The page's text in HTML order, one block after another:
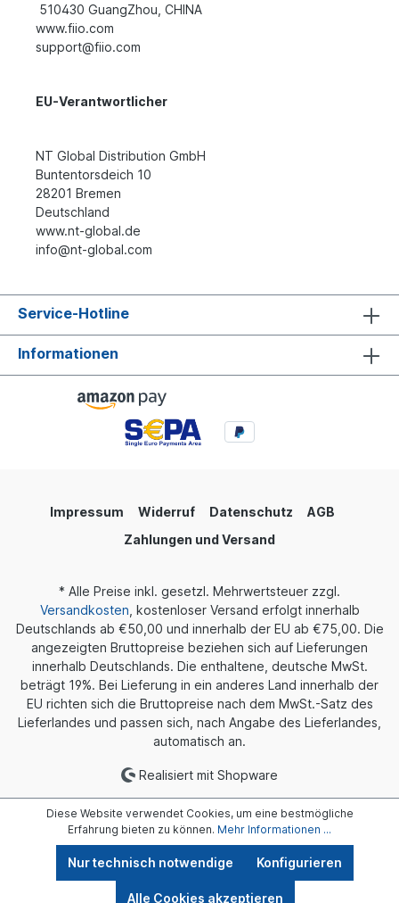
510430 GuangZhou, CHINA
www.fiio.com
support@fiio.com
EU-Verantwortlicher
NT Global Distribution GmbH
Buntentorsdeich 10
28201 Bremen
Deutschland
www.nt-global.de
info@nt-global.com
Service-Hotline
Informationen
Impressum Widerruf Datenschutz
AGB
Zahlungen und Versand
* Alle Preise inkl. gesetzl. Mehrwertsteuer zzgl.
Versandkosten , kostenloser Versand erfolgt innerhalb
Deutschlands ab €50,00 und innerhalb der EU ab €75,00. Die
angezeigten Bruttopreise beziehen sich auf Lieferungen
innerhalb Deutschlands. Die enthaltene, deutsche MwSt.
beträgt 19%. Bei Lieferung in ein anderes Land innerhalb der
EU richten sich die Bruttopreise nach dem MwSt.-Satz des
Lieferlandes und passen sich, nach Angabe des Lieferlandes,
automatisch an.
Realisiert mit Shopware
Diese Website verwendet Cookies, um eine bestmögliche
Erfahrung bieten zu können. Mehr Informationen ...
Nur technisch notwendige Konfigurieren
Alle Cookies akzeptieren